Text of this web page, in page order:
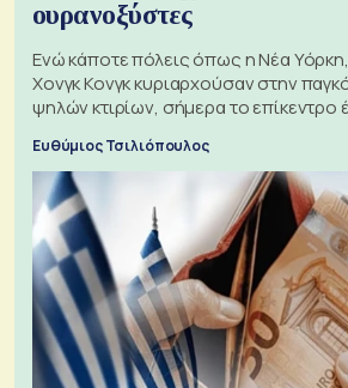
ουρανοξύστες
Ενώ κάποτε πόλεις όπως η Νέα Υόρκη,
Χονγκ Κονγκ κυριαρχούσαν στην
ψηλών κτιρίων, σήμερα το επίκεντρο
Ευθύμιος Τσιλιόπουλος